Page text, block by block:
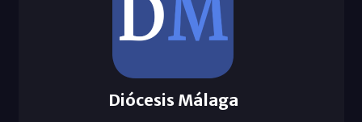
Diócesis Málaga